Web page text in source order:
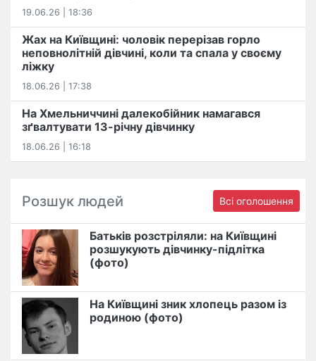
19.06.26 | 18:36
Жах на Київщині: чоловік перерізав горло
неповнолітній дівчині, коли та спала у своєму
ліжку
18.06.26 | 17:38
На Хмельниччині далекобійник намагався
зґвалтувати 13-річну дівчинку
18.06.26 | 16:18
Розшук людей Всі оголошення
Батьків розстріляли: на Київщині
розшукують дівчинку-підлітка
(фото)
На Київщині зник хлопець разом із
родиною (фото)